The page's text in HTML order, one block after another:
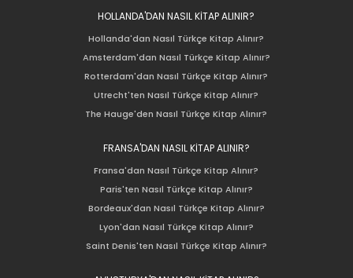
HOLLANDA'DAN NASIL KİTAP ALINIR?
Hollanda'dan Nasıl Türkçe Kitap Alınır?
Amsterdam'dan Nasıl Türkçe Kitap Alınır?
Rotterdam'dan Nasıl Türkçe Kitap Alınır?
Utrecht'ten Nasıl Türkçe Kitap Alınır?
The Hauge'den Nasıl Türkçe Kitap Alınır?
FRANSA'DAN NASIL KİTAP ALINIR?
Fransa'dan Nasıl Türkçe Kitap Alınır?
Paris'ten Nasıl Türkçe Kitap Alınır?
Bordeaux'dan Nasıl Türkçe Kitap Alınır?
Lyon'dan Nasıl Türkçe Kitap Alınır?
Saint Denis'ten Nasıl Türkçe Kitap Alınır?